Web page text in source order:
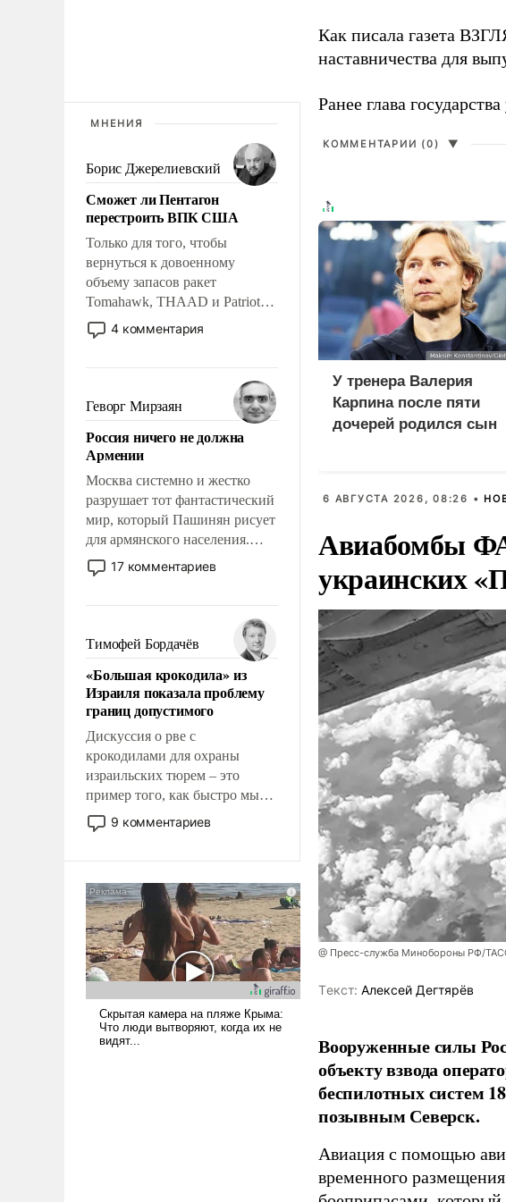
МНЕНИЯ
Борис Джерелиевский
Сможет ли Пентагон
перестроить ВПК США
Только для того, чтобы
вернуться к довоенному
объему запасов ракет
Tomahawk, THAAD и Patriot
США потребуется более трех
лет. Даже небольшая война с
Сложившаяся ситуация
означает многолетний период
уязвимости США, например,
перед Китаем.
4 комментария
Геворг Мирзаян
Россия ничего не должна
Армении
Москва системно и жестко
разрушает тот фантастический
мир, который Пашинян рисует
для армянского населения.
Мир, где политические
прожекты будут безусловно
налогоплательщиков и где
Еревану за свои поступки не
нужно отвечать.
17 комментариев
Тимофей Бордачёв
«Большая крокодила» из
Израиля показала проблему
границ допустимого
Дискуссия о рве с
крокодилами для охраны
израильских тюрем – это
пример того, как быстро мы
двигаемся по пути
революционных изменений.
псевдонаучной фантастики,
стало всерьез обсуждаемой
идеей.
9 комментариев
Как писала газета
наставничества для
Ранее глава государства
КОММЕНТАРИИ (0) ▼
У тренера Валерия
Карпина после пяти
дочерей родился сын
6 АВГУСТА 2026, 08:26 •
Авиабомбы
украинских
@ Пресс-служба Минобороны РФ/
Tекст: Алексей Дегтярёв
Вооруженные силы
объекту взвода
беспилотных систем
позывным Северск.
Авиация с помощью
временного